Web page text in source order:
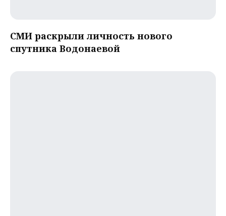
СМИ раскрыли личность нового
спутника Водонаевой